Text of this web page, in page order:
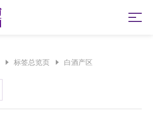
标签总览页 白酒产区